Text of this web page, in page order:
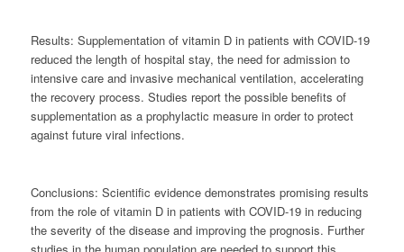
Results: Supplementation of vitamin D in patients with COVID-19
reduced the length of hospital stay, the need for admission to
intensive care and invasive mechanical ventilation, accelerating
the recovery process. Studies report the possible benefits of
supplementation as a prophylactic measure in order to protect
against future viral infections.
Conclusions: Scientific evidence demonstrates promising results
from the role of vitamin D in patients with COVID-19 in reducing
the severity of the disease and improving the prognosis. Further